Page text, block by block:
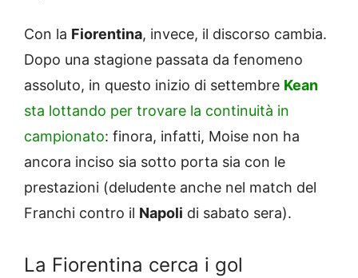
Con la Fiorentina, invece, il discorso cambia.
Dopo una stagione passata da fenomeno
assoluto, in questo inizio di settembre Kean
sta lottando per trovare la continuità in
campionato: finora, infatti, Moise non ha
ancora inciso sia sotto porta sia con le
prestazioni (deludente anche nel match del
Franchi contro il Napoli di sabato sera).
La Fiorentina cerca i gol